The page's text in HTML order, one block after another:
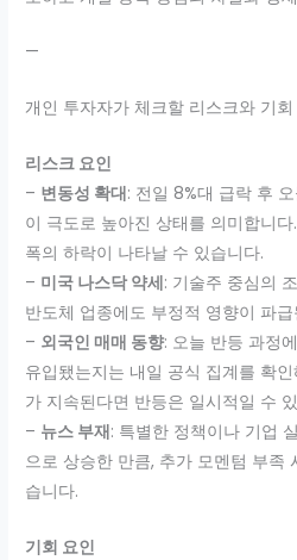
—
개인 투자자가 체크할 리스크와 기회
리스크 요인
– 변동성 확대: 전일 8%대 급락 후
이 극도로 높아진 상태를 의미합니
폭의 하락이 나타날 수 있습니다.
– 미국 나스닥 약세: 기술주 중심의
반도체 업종에도 부정적 영향이 파
– 외국인 매매 동향: 오늘 반등 과정
유입됐는지는 내일 공식 집계를 확
가 지속된다면 반등은 일시적일 수
– 뉴스 부재: 특별한 정책이나 기업
으로 상승한 만큼, 추가 모멘텀 부족
습니다.
기회 요인